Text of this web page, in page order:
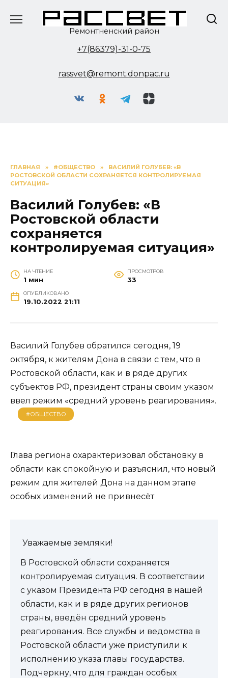
Ремонтненский район
+7(86379)-31-0-75
rassvet@remont.donpac.ru
ГЛАВНАЯ » #ОБЩЕСТВО »
ВАСИЛИЙ ГОЛУБЕВ: «В
РОСТОВСКОЙ ОБЛАСТИ СОХРАНЯЕТСЯ КОНТРОЛИРУЕМАЯ
СИТУАЦИЯ»
Василий Голубев: «В
Ростовской области
сохраняется
контролируемая ситуация»
НА ЧТЕНИЕ
1 мин
ПРОСМОТРОВ
33
ОПУБЛИКОВАНО
19.10.2022 21:11
Василий Голубев обратился сегодня, 19
октября, к жителям Дона в связи с тем, что в
Ростовской области, как и в ряде других
субъектов РФ, президент страны своим указом
ввел режим «средний уровень реагирования».
#ОБЩЕСТВО
Глава региона охарактеризовал обстановку в
области как спокойную и разъяснил, что новый
режим для жителей Дона на данном этапе
особых изменений не привнесёт
Уважаемые земляки!
В Ростовской области сохраняется
контролируемая ситуация. В соответствии
с указом Президента РФ сегодня в нашей
области, как и в ряде других регионов
страны, введён средний уровень
реагирования. Все службы и ведомства в
Ростовской области уже приступили к
исполнению указа главы государства.
Подчеркну, что для граждан особых